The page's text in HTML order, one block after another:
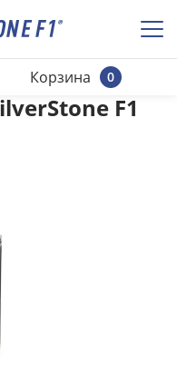
0
Корзина
F1